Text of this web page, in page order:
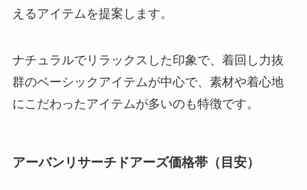
えるアイテムを提案します。
ナチュラルでリラックスした印象で、着回し力抜
群のベーシックアイテムが中心で、素材や着心地
にこだわったアイテムが多いのも特徴です。
アーバンリサーチドアーズ価格帯（目安）